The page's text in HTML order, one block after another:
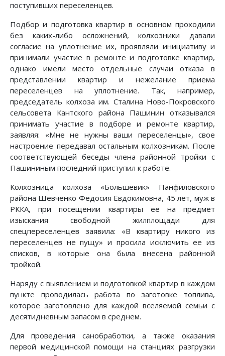
поступивших переселенцев.
Подбор и подготовка квартир в основном проходили
без каких-либо осложнений, колхозники давали
согласие на уплотнение их, проявляли инициативу и
принимали участие в ремонте и подготовке квартир,
однако имели место отдельные случаи отказа в
представлении квартир и нежелание приема
переселенцев на уплотнение. Так, например,
председатель колхоза им. Сталина Ново-Покровского
сельсовета Кантского района Пашинин отказывался
принимать участие в подборе и ремонте квартир,
заявляя: «Мне не нужны ваши переселенцы», свое
настроение передавал остальным колхозникам. После
соответствующей беседы члена районной тройки с
Пашининым последний приступил к работе.
Колхозница колхоза «Большевик» Панфиловского
района Шевченко Федосия Евдокимовна, 45 лет, муж в
РККА, при посещении квартиры ее на предмет
изыскания свободной жилплощади для
спецпереселенцев заявила: «В квартиру никого из
переселенцев не пущу» и просила исключить ее из
списков, в которые она была внесена районной
тройкой.
Наряду с выявлением и подготовкой квартир в каждом
пункте проводилась работа по заготовке топлива,
которое заготовлено для каждой вселяемой семьи с
десятидневным запасом в среднем.
Для проведения санобработки, а также оказания
первой медицинской помощи на станциях разгрузки